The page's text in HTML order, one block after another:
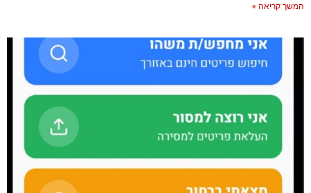
המשך קריאה »